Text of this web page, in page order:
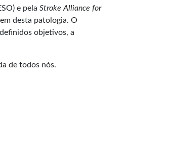
e pela Stroke Alliance for
desta patologia. O
objetivos, a
de todos nós.